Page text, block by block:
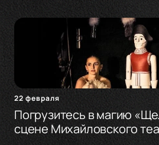
22 февраля
Погрузитесь в магию
сцене Михайловского